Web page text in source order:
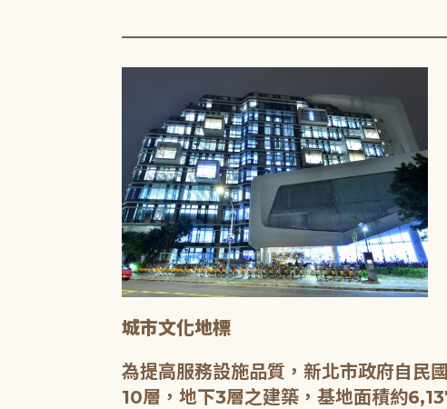
城市文化地標
為提高服務設施品質，新北市政府自民
10層，地下3層之建築，基地面積約